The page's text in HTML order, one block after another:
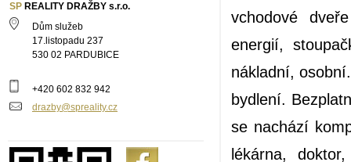
SP REALITY DRAŽBY s.r.o.
Dům služeb
17.listopadu 237
530 02 PARDUBICE
+420 602 832 942
drazby@spreality.cz
vchodové
energií,
nákladní,
bydlení.
se nachází
lékárna,